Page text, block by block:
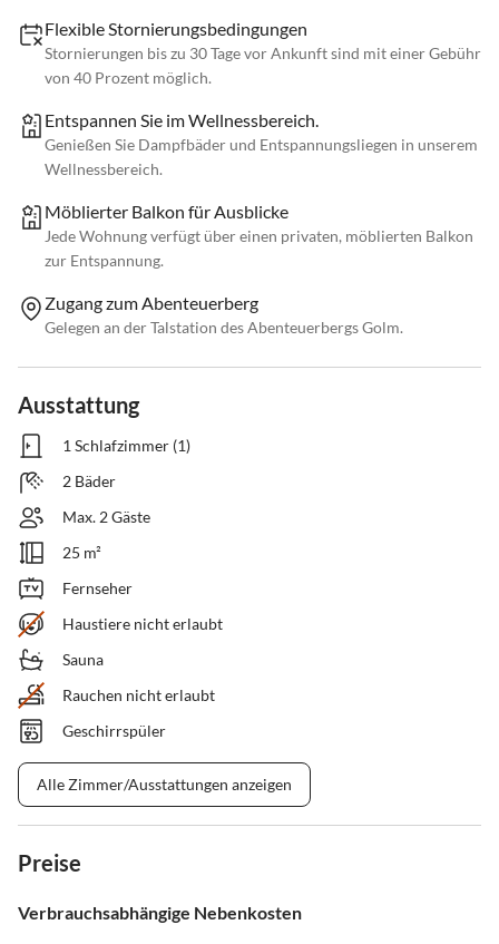
Flexible Stornierungsbedingungen
Stornierungen bis zu 30 Tage vor Ankunft sind mit einer Gebühr
von 40 Prozent möglich.
Entspannen Sie im Wellnessbereich.
Genießen Sie Dampfbäder und Entspannungsliegen in unserem
Wellnessbereich.
Möblierter Balkon für Ausblicke
Jede Wohnung verfügt über einen privaten, möblierten Balkon
zur Entspannung.
Zugang zum Abenteuerberg
Gelegen an der Talstation des Abenteuerbergs Golm.
Ausstattung
1 Schlafzimmer (1)
2 Bäder
Max. 2 Gäste
25 m²
Fernseher
Haustiere nicht erlaubt
Sauna
Rauchen nicht erlaubt
Geschirrspüler
Alle Zimmer/Ausstattungen anzeigen
Preise
Verbrauchsabhängige Nebenkosten